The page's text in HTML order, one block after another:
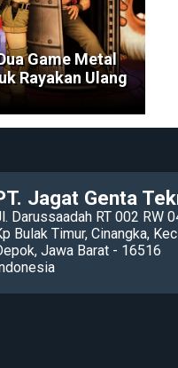
Game Metal
Rayakan Ulang
Jagat Genta
Darussaadah RT 002 RW
Bulak Timur, Cinangka,
Jawa Barat - 16516